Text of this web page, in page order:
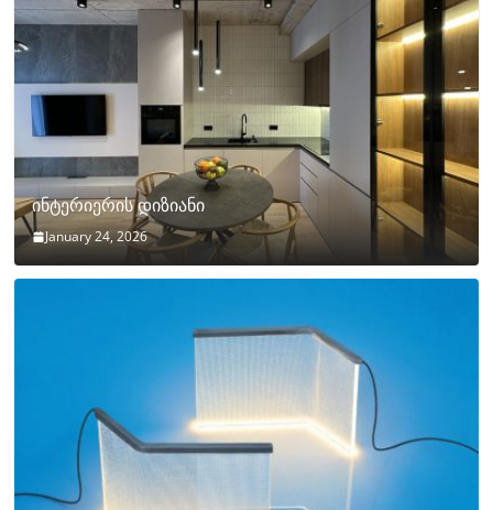
ინტერიერის დიზიანი
January 24, 2026